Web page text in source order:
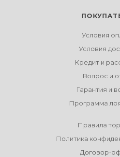
Условия
Условия
Кредит и
Вопрос и
Гарантия и
Программа
Правила
Политика
Договор-